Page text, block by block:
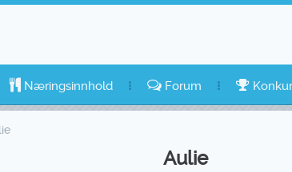
Næringsinnhold Forum
Aulie